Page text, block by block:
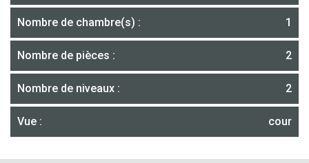
Nombre de chambre(s) : 1
Nombre de pièces : 2
Nombre de niveaux : 2
Vue : cour